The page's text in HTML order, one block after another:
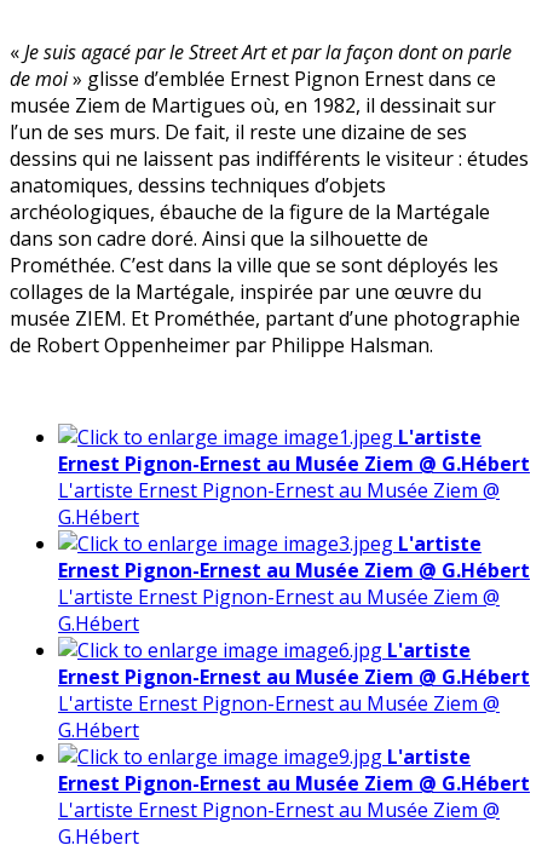
«Je suis agacé par le Street Art et par la façon dont on parle
de moi» glisse d’emblée Ernest Pignon Ernest dans ce
musée Ziem de Martigues où, en 1982, il dessinait sur
l’un de ses murs. De fait, il reste une dizaine de ses
dessins qui ne laissent pas indifférents le visiteur : études
anatomiques, dessins techniques d’objets
archéologiques, ébauche de la figure de la Martégale
dans son cadre doré. Ainsi que la silhouette de
Prométhée. C’est dans la ville que se sont déployés les
collages de la Martégale, inspirée par une œuvre du
musée ZIEM. Et Prométhée, partant d’une photographie
de Robert Oppenheimer par Philippe Halsman.
L'artiste
Ernest Pignon-Ernest au Musée Ziem @ G.Hébert
L'artiste Ernest Pignon-Ernest au Musée Ziem @
G.Hébert
L'artiste
Ernest Pignon-Ernest au Musée Ziem @ G.Hébert
L'artiste Ernest Pignon-Ernest au Musée Ziem @
G.Hébert
L'artiste
Ernest Pignon-Ernest au Musée Ziem @ G.Hébert
L'artiste Ernest Pignon-Ernest au Musée Ziem @
G.Hébert
L'artiste
Ernest Pignon-Ernest au Musée Ziem @ G.Hébert
L'artiste Ernest Pignon-Ernest au Musée Ziem @
G.Hébert